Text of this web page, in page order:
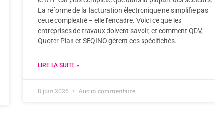
La réforme de la facturation électronique ne simplifie pas
cette complexité – elle l’encadre. Voici ce que les
entreprises de travaux doivent savoir, et comment QDV,
Quoter Plan et SEQINO gèrent ces spécificités.
LIRE LA SUITE »
8 juin 2026 Aucun commentaire